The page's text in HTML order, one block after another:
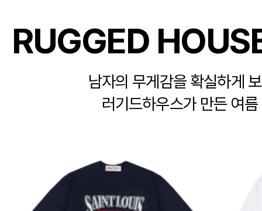
RUGGED
남자의 무게감을 확실하게
러기드하우스가 만든 여